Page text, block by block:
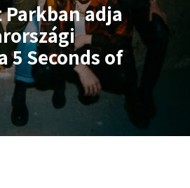
Parkban adja
5 Seconds of